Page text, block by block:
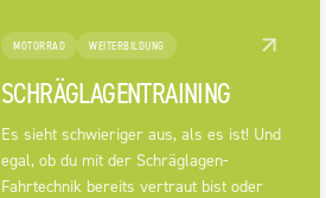
MOTORRAD WEITERBILDUNG
SCHRÄGLAGENTRAINING
Es sieht schwieriger aus, als es ist! Und
egal, ob du mit der Schräglagen-
Fahrtechnik bereits vertraut bist oder